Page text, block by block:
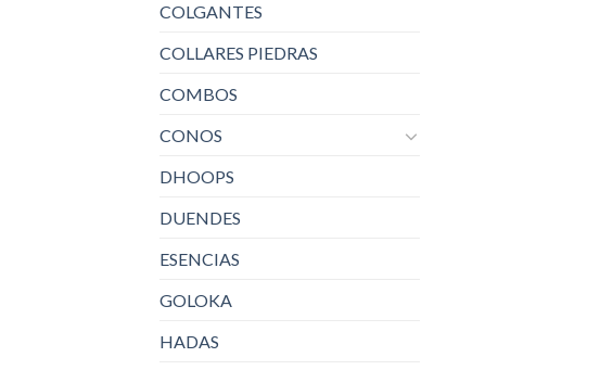
COLGANTES
COLLARES PIEDRAS
COMBOS
CONOS
DHOOPS
DUENDES
ESENCIAS
GOLOKA
HADAS